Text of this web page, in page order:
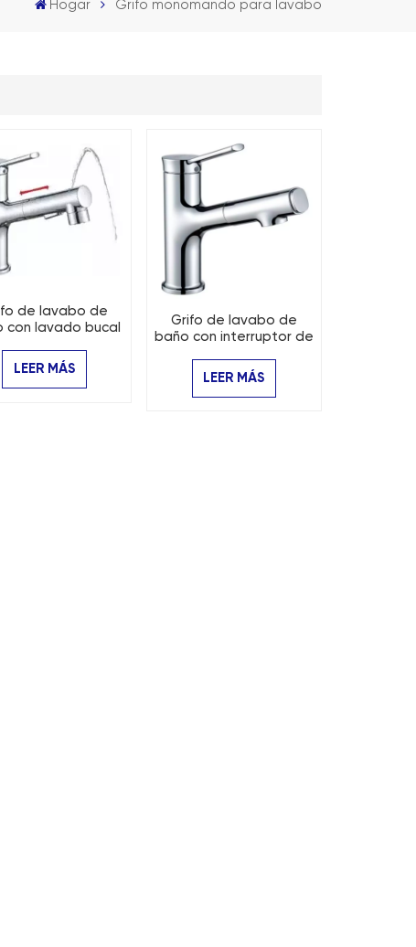
Hogar Grifo monomando para lavabo
de lavabo de
con lavado bucal
funciones
LEER MÁS
Grifo de lavabo de
baño con interruptor de
funciones
LEER MÁS